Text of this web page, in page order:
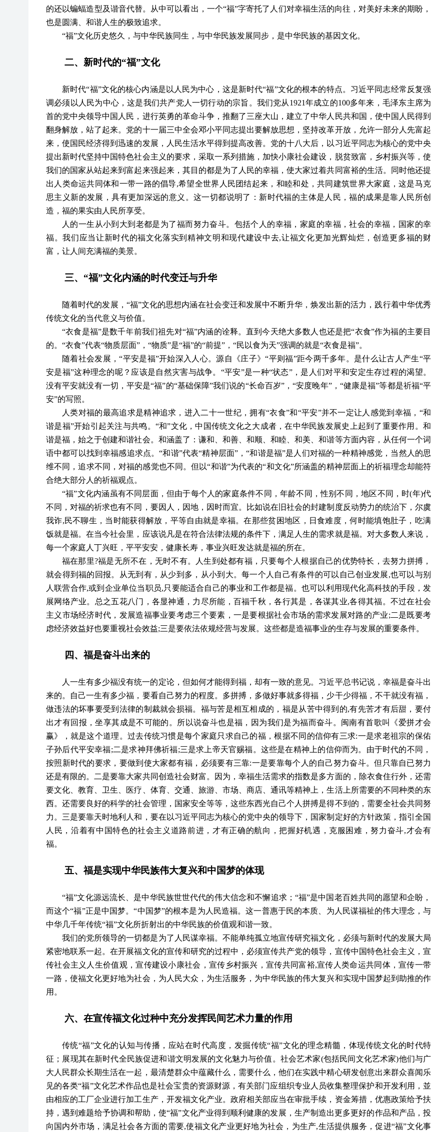
的还以蝙蝠造型及谐音代替。从中可以看出，一个“福”字寄托了人们对幸福生活的向往，对美好未来的期盼，
也是圆满、和谐人生的极致追求。
“福”文化历史悠久，与中华民族同生，与中华民族发展同步，是中华民族的基因文化。
二、新时代的“福”文化
新时代“福”文化的核心内涵是以人民为中心，这是新时代“福”文化的根本的特点。习近平同志经常反复强
调必须以人民为中心，这是我们共产党人一切行动的宗旨。我们党从 1921年成立的100多年来，毛泽东主席为
首的党中央领导中国人民，进行英勇的革命斗争，推翻了三座大山，建立了中华人民共和国，使中国人民得到
翻身解放，站了起来。党的十一届三中全会邓小平同志提出要解放思想，坚持改革开放，允许一部分人先富起
来，使国民经济得到迅速的发展，人民生活水平得到提高改善。党的十八大后，以习近平同志为核心的党中央
提出新时代坚持中国特色社会主义的要求，采取一系列措施，加快小康社会建设，脱贫致富，乡村振兴等，使
我们的国家从站起来到富起来强起来，其目的都是为了人民的幸福，使大家过着共同富裕的生活。同时他还提
出人类命运共同体和一带一路的倡导,希望全世界人民团结起来，和睦和处，共同建筑世界大家庭，这是马克
思主义新的发展，具有更加深远的意义。这一切都说明了：新时代福的主体是人民，福的成果是靠人民所创
造，福的果实由人民所享受。
人的一生从小到大到老都是为了福而努力奋斗。包括个人的幸福，家庭的幸福，社会的幸福，国家的幸
福。我们应当让新时代的福文化落实到精神文明和现代建设中去,让福文化更加光辉灿烂，创造更多福的财
富，让人间充满福的美景。
三、 “福”文化内涵的时代变迁与升华
随着时代的发展， “福”文化的思想内涵在社会变迁和发展中不断升华，焕发出新的活力，践行着中华优秀
传统文化的当代意义与价值。
“衣食是福”是数千年前我们祖先对“福”内涵的诠释。直到今天绝大多数人也还是把“衣食”作为福的主要目
的。“衣食”代表“物质层面”，“物质”是“福”的“前提”，“民以食为天”强调的就是“衣食是福”。
随着社会发展，“平安是福”开始深入人心。源自《庄子》“平则福”距今两千多年。是什么让古人产生“平
安是福”这种理念的呢？应该是自然灾害与战争。“平安”是一种“状态”，是人们对平和安定生存过程的渴望。
没有平安就没有一切，平安是“福”的“基础保障”我们说的“长命百岁”，“安度晚年”，“健康是福”等都是祈福“平
安”的写照。
人类对福的最高追求是精神追求，进入二十一世纪，拥有“衣食”和“平安”并不一定让人感觉到幸福，“和
谐是福”开始引起关注与共鸣。“和”文化，中国传统文化之大成者，在中华民族发展史上起到了重要作用。和
谐是福，始之于创建和谐社会。和涵盖了：谦和、和善、和顺、和睦、和美、和谐等方面内容，从任何一个词
语中都可以找到幸福感追求点。“和谐”代表“精神层面”，“和谐是福”是人们对福的一种精神感觉，当然人的思
维不同，追求不同，对福的感觉也不同。但以“和谐”为代表的“和文化”所涵盖的精神层面上的祈福理念却能符
合绝大部分人的祈福观点。
“福”文化内涵虽有不同层面，但由于每个人的家庭条件不同，年龄不同，性别不同，地区不同，时(年)代
不同，对福的祈求也有不同，要因人，因地，因时而宜。比如说在旧社会的封建制度反动势力的统治下，尔虞
我诈,民不聊生，当时能获得解放，平等自由就是幸福。在那些贫困地区，日食难度，何时能填饱肚子，吃满
饭就是福。在当今社会里，应该说凡是在符合法律法规的条件下，满足人生的需求就是福。对大多数人来说，
每一个家庭人丁兴旺，平平安安，健康长寿，事业兴旺发达就是福的所在。
福在那里?福是无所不在，无时不有。人生到处都有福，只要每个人根据自己的优势特长，去努力拼搏，
就会得到福的回报。从无到有，从少到多，从小到大。每一个人自己有条件的可以自己创业发展,也可以与别
人联营合作,或到企业单位当职员,只要能适合自己的事业和工作都是福。也可以利用现代化高科技的手段，发
展网络产业。总之五花八门，各显神通，力尽所能，百福千秋，各行其是，各谋其业,各得其福。不过在社会
主义市场经济时代，发展造福事业要考虑三个要素，一是要根据社会市场的需求发展对路的产业;二是既要考
虑经济效益好也要重视社会效益;三是要依法依规经营与发展。这些都是造福事业的生存与发展的重要条件。
四、福是奋斗出来的
人一生有多少福没有统一的定论，但如何才能得到福，却有一致的意见。习近平总书记说，幸福是奋斗出
来的。自己一生有多少福，要看自己努力的程度。多拼搏，多做好事就多得福，少干少得福，不干就没有福，
做违法的坏事要受到法律的制裁就会损福。福与苦是相互相成的，福是从苦中得到的,有先苦才有后甜，要付
出才有回报，坐享其成是不可能的。所以说奋斗也是福，因为我们是为福而奋斗。闽南有首歌叫《爱拼才会
赢》，就是这个道理。过去传统习惯是每个家庭只求自己的福，根据不同的信仰有三求:一是求老祖宗的保佑
子孙后代平安幸福;二是求神拜佛祈福;三是求上帝天官赐福。这些是在精神上的信仰而为。由于时代的不同，
按照新时代的要求，要做到使大家都有福，必须要有三靠:一是要靠每个人的自己努力奋斗。但只靠自已努力
还是有限的。二是要靠大家共同创造社会财富。因为，幸福生活需求的指数是多方面的，除衣食住行外，还需
要文化、教育、卫生、医疗、体育、交通、旅游、市场、商店、通讯等精神上，生活上所需要的不同种类的东
西。还需要良好的科学的社会管理，国家安全等等，这些东西光自己个人拼搏是得不到的，需要全社会共同努
力。三是要靠天时地利人和，要在以习近平同志为核心的党中央的领导下，国家制定好的方针政策，指引全国
人民，沿着有中国特色的社会主义道路前进，才有正确的航向，把握好机遇，克服困难，努力奋斗,才会有
福。
五、福是实现中华民族伟大复兴和中国梦的体现
“福”文化源远流长、是中华民族世世代代的伟大信念和不懈追求； “福”是中国老百姓共同的愿望和企盼，
而这个“福”正是中国梦。“中国梦”的根本是为人民造福。这一普惠于民的本质、为人民谋福祉的伟大理念，与
中华几千年传统“福”文化所折射出的中华民族的价值观和谐一致。
我们的党所领导的一切都是为了人民谋幸福。不能单纯孤立地宣传研究福文化，必须与新时代的发展大局
紧密地联系一起。在开展福文化的宣传和研究的过程中，必须宣传共产党的领导，宣传中国特色社会主义，宣
传社会主义人生价值观，宣传建设小康社会，宣传乡村振兴，宣传共同富裕,宣传人类命运共同体，宣传一带
一路，使福文化更好地为社会，为人民大众，为生活服务，为中华民族的伟大复兴和实现中国梦起到助推的作
用。
六、在宣传福文化过种中充分发挥民间艺术力量的作用
传统“福”文化的认知与传播，应站在时代高度，发掘传统“福”文化的理念精髓，体现传统文化的时代特
征；展现其在新时代全民族促进和谐文明发展的文化魅力与价值。社会艺术家(包括民间文化艺术家)他们与广
大人民群众长期生活在一起，最清楚群众中蕴藏什么，需要什么，他们在实践中精心研发创意出来群众喜闻乐
见的各类“福”文化艺术作品也是社会宝贵的资源财源，有关部门应组织专业人员收集整理保护和开发利用，並
由相应的工厂企业进行加工生产，开发福文化产业。政府相关部应当在审批手续，资金筹措，优惠政策给予扶
持，遇到难题给予协调和帮助，使“福”文化产业得到顺利健康的发展，生产制造出更多更好的作品和产品，投
向国内外市场，满足社会各方面的需要,使福文化产业更好地为社会，为生产,生活提供服务，促进“福”文化事